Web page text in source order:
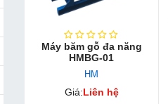
Máy băm gỗ đa năng
HMBG-01
HM
Giá:Liên hệ